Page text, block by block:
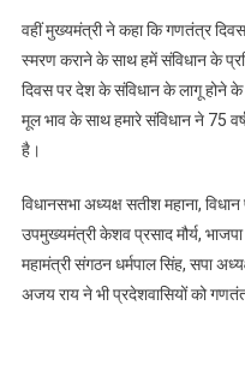
वहीं मुख्यमंत्री ने कहा कि गणतंत्र दिवस
स्मरण कराने के साथ हमें संविधान के
दिवस पर देश के संविधान के लागू होने के
मूल भाव के साथ हमारे संविधान ने 75
है।
विधानसभा अध्यक्ष सतीश महाना,
उपमुख्यमंत्री केशव प्रसाद मौर्य,
महामंत्री संगठन धर्मपाल सिंह, सपा
अजय राय ने भी प्रदेशवासियों को